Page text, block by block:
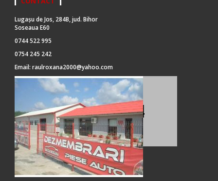
Lugașu de Jos, 284B, jud. Bihor
Soseaua E60
0744 522 995
0754 245 242
Email: raulroxana2000@yahoo.com